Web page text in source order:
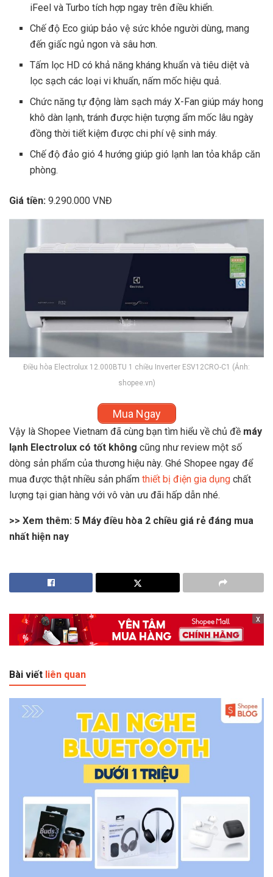
iFeel và Turbo tích hợp ngay trên điều khiển.
Chế độ Eco giúp bảo vệ sức khỏe người dùng, mang
đến giấc ngủ ngon và sâu hơn.
Tấm lọc HD có khả năng kháng khuẩn và tiêu diệt và
lọc sạch các loại vi khuẩn, nấm mốc hiệu quả.
Chức năng tự động làm sạch máy X-Fan giúp máy hong
khô dàn lạnh, tránh được hiện tượng ẩm mốc lâu ngày
đồng thời tiết kiệm được chi phí vệ sinh máy.
Chế độ đảo gió 4 hướng giúp gió lạnh lan tỏa khắp căn
phòng.
Giá tiền: 9.290.000 VNĐ
Điều hòa Electrolux 12.000BTU 1 chiều Inverter ESV12CRO-C1 (Ảnh:
shopee.vn)
Mua Ngay
Vậy là Shopee Vietnam đã cùng bạn tìm hiểu về chủ đề máy
lạnh Electrolux có tốt không cũng như review một số
dòng sản phẩm của thương hiệu này. Ghé Shopee ngay để
mua được thật nhiều sản phẩm thiết bị điện gia dụng chất
lượng tại gian hàng với vô vàn ưu đãi hấp dẫn nhé.
>> Xem thêm: 5 Máy điều hòa 2 chiều giá rẻ đáng mua
nhất hiện nay
x
Bài viết liên quan